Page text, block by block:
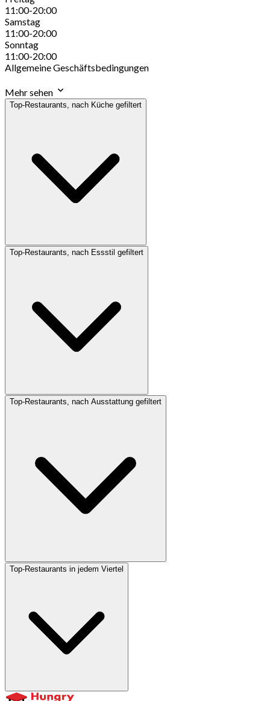
11:00-20:00
Samstag
11:00-20:00
Sonntag
11:00-20:00
Allgemeine Geschäftsbedingungen
Mehr sehen
Top-Restaurants, nach Küche gefiltert
Top-Restaurants, nach Essstil gefiltert
Top-Restaurants, nach Ausstattung gefiltert
Top-Restaurants in jedem Viertel